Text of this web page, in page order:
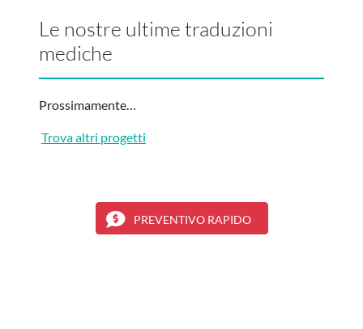
Le nostre ultime traduzioni
mediche
Prossimamente…
Trova altri progetti
PREVENTIVO RAPIDO